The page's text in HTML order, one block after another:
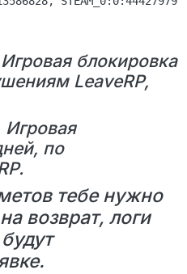
Игровая блокировка
LeaveRP,
Игровая
по
тебе нужно
возврат, логи